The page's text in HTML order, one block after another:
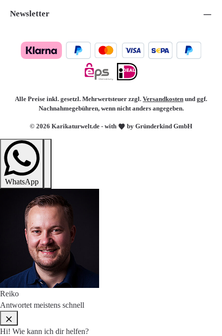
Newsletter
© 2026 Karikaturwelt.de - with by Gründerkind GmbH
Alle Preise inkl. gesetzl. Mehrwertsteuer zzgl. Versandkosten und ggf.
Nachnahmegebühren, wenn nicht anders angegeben.
WhatsApp
Reiko
Antwortet meistens schnell
Hi! Wie kann ich dir helfen?